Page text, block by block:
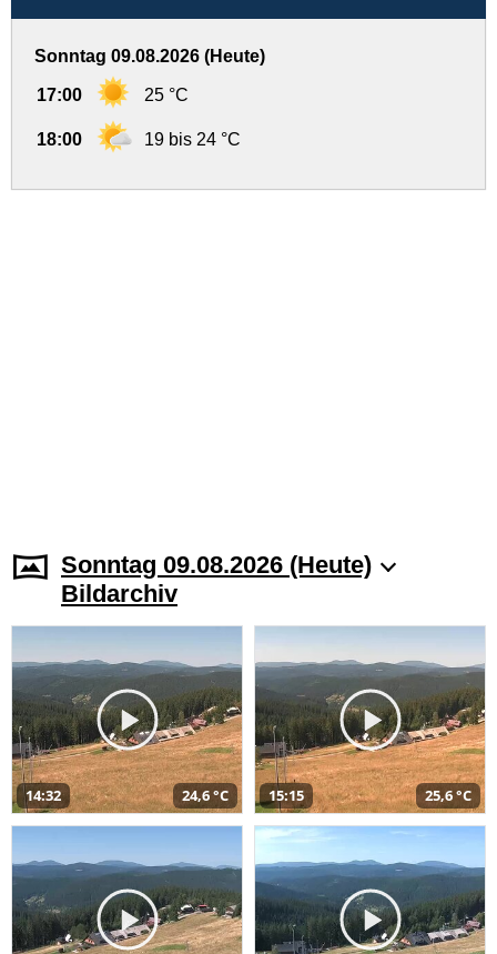
Sonntag 09.08.2026 (Heute)
17:00 25 °C
18:00 19 bis 24 °C
Sonntag 09.08.2026 (Heute)
Bildarchiv
14:32 24,6 °C 15:15 25,6 °C